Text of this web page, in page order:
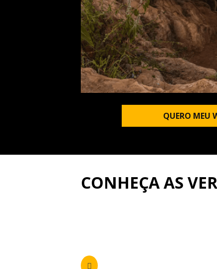
QUERO MEU
CONHEÇA AS